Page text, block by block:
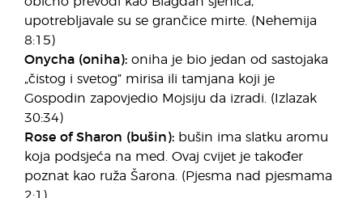
upotrebljavale su se grančice mirte. (Nehemija
8:15)
Onycha (oniha): oniha je bio jedan od sastojaka
„čistog i svetog” mirisa ili tamjana koji je
Gospodin zapovjedio Mojsiju da izradi. (Izlazak
30:34)
Rose of Sharon (bušin): bušin ima slatku aromu
koja podsjeća na med. Ovaj cvijet je također
poznat kao ruža Šarona. (Pjesma nad pjesmama